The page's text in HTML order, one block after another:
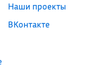
Наши проекты
ВКонтакте